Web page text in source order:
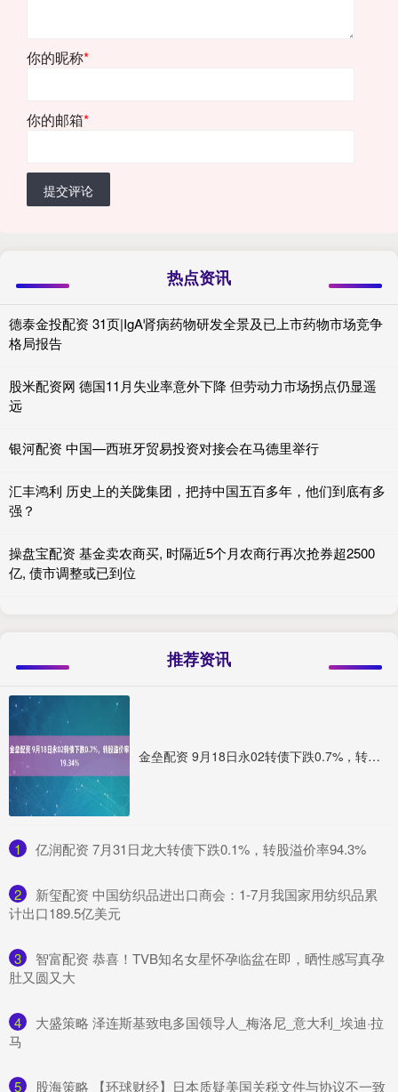
你的昵称*
你的邮箱*
提交评论
热点资讯
德泰金投配资 31页|IgA肾病药物研发全景及已上市药物市场竞争
格局报告
股米配资网 德国11月失业率意外下降 但劳动力市场拐点仍显遥
远
银河配资 中国—西班牙贸易投资对接会在马德里举行
汇丰鸿利 历史上的关陇集团，把持中国五百多年，他们到底有多
强？
操盘宝配资 基金卖农商买, 时隔近5个月农商行再次抢券超2500
亿, 债市调整或已到位
推荐资讯
金垒配资 9月18日永02转债下跌0.7%，转股溢价率19.34%
1 ​亿润配资 7月31日龙大转债下跌0.1%，转股溢价率94.3%
2
​新玺配资 中国纺织品进出口商会：1-7月我国家用纺织品累
计出口189.5亿美元
3
​智富配资 恭喜！TVB知名女星怀孕临盆在即，晒性感写真孕
肚又圆又大
4
​大盛策略 泽连斯基致电多国领导人_梅洛尼_意大利_埃迪·拉
马
5 ​股海策略 【环球财经】日本质疑美国关税文件与协议不一致